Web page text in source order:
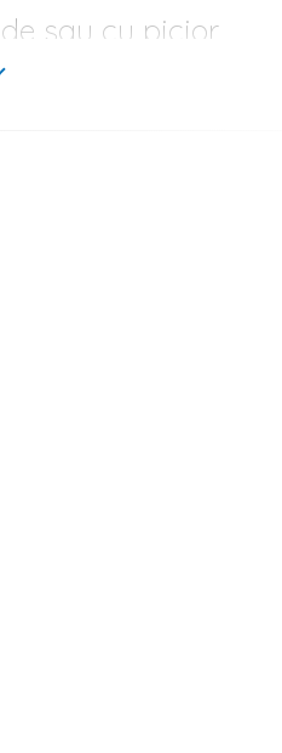
sau cu picior
te-ai gandit ca si ele pot fi cu totul
nutrientii sa se piarda, asa
De aceea, magazinul
orice iti doresti: de la paharele
care sunt folosite in
detalii aurii sau in nuante cu
un model clasicsau unul cu un
mai ales ca apa se poate